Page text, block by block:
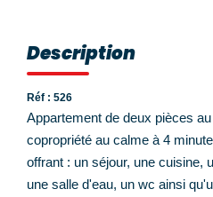
Description
Réf : 526
Appartement de deux pièces
copropriété au calme à 4
offrant : un séjour, une cuisine,
une salle d'eau, un wc ainsi